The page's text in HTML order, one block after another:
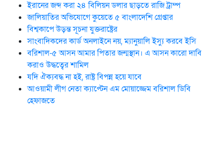
ইরানের জব্দ করা ২৪ বিলিয়ন ডলার ছাড়তে রাজি ট্রাম্প
জালিয়াতির অভিযোগে কুয়েতে ৫ বাংলাদেশি গ্রেপ্তার
বিশ্বকাপে উড়ন্ত সূচনা যুক্তরাষ্ট্রের
সাংবাদিকদের কার্ড অনলাইনে নয়, ম্যানুয়ালি ইস্যু করবে ইসি
বরিশাল-৫ আসন আমার পিতার জন্মস্থান। এ আসন কারো দাবি
করাও উদ্ধত্বের শামিল
যদি ঐক্যবদ্ধ না হই, রাষ্ট্র বিপন্ন হয়ে যাবে
আওয়ামী লীগ নেতা ক্যাপ্টেন এম মোয়াজ্জেম বরিশাল ডিবি
হেফাজতে